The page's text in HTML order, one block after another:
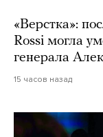
«Верстка»:
Rossi могла
генерала
15 часов назад